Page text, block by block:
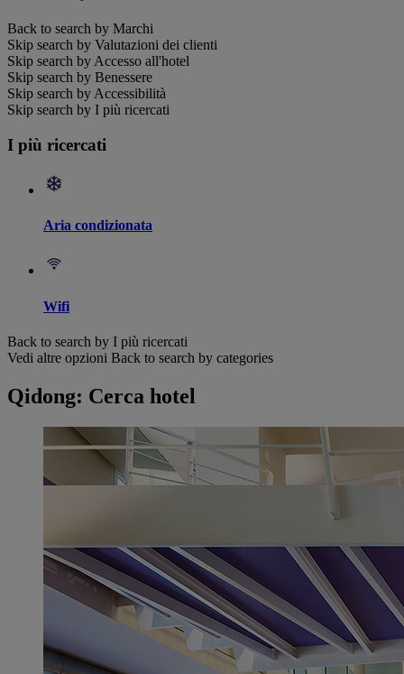
Back to search by Marchi
Skip search by Valutazioni dei clienti
Skip search by Accesso all'hotel
Skip search by Benessere
Skip search by Accessibilità
Skip search by I più ricercati
I più ricercati
Aria condizionata
Wifi
Back to search by I più ricercati
Vedi altre opzioni Back to search by categories
Qidong: Cerca hotel